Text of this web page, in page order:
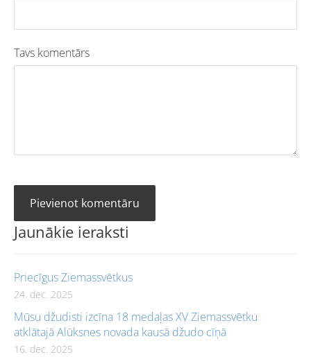
Jaunākie ieraksti
Priecīgus Ziemassvētkus
24. dec. 2025
Mūsu džudisti izcīna 18 medaļas XV Ziemassvētku
atklātajā Alūksnes novada kausā džudo cīņā
16. dec. 2025
Tavs komentārs